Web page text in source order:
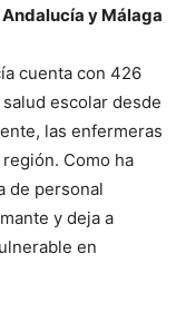
y Málaga
cuenta con 426
escolar desde
las enfermeras
Como ha
de personal
y deja a
en